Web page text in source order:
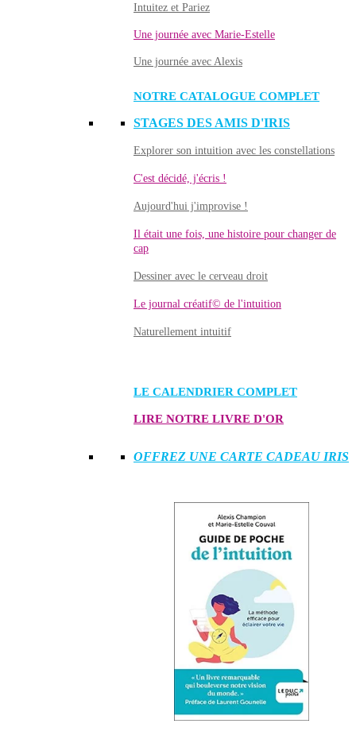
Intuitez et Pariez
Une journée avec Marie-Estelle
Une journée avec Alexis
NOTRE CATALOGUE COMPLET
STAGES DES AMIS D'IRIS
Explorer son intuition avec les constellations
C'est décidé, j'écris !
Aujourd'hui j'improvise !
Il était une fois, une histoire pour changer de
cap
Dessiner avec le cerveau droit
Le journal créatif© de l'intuition
Naturellement intuitif
LE CALENDRIER COMPLET
LIRE NOTRE LIVRE D'OR
OFFREZ UNE CARTE CADEAU IRIS